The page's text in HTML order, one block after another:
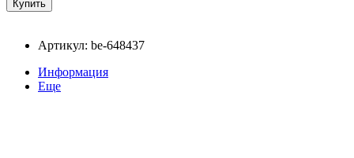
Артикул: be-648437
Информация
Еще